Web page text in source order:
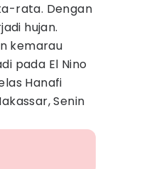
rata. Dengan
hujan.
kemarau
pada El Nino
Hanafi
Senin